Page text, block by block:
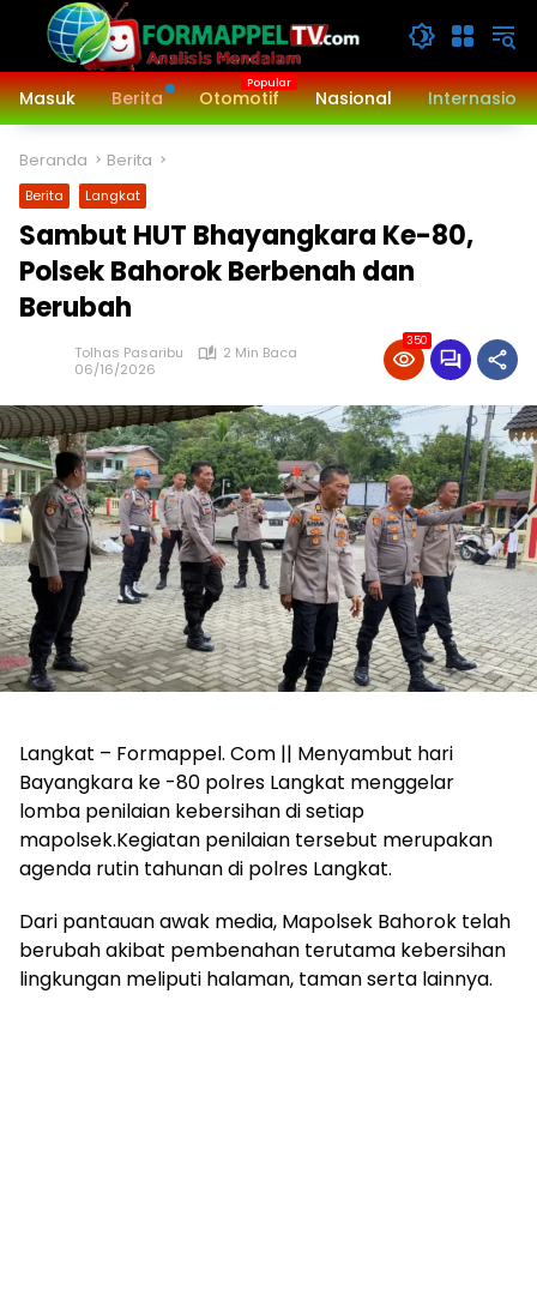
Langsung
konten
Masuk
Berita Otomotif Nasional
Beranda Berita
Berita Langkat
Sambut HUT Bhayangkara Ke-80,
Polsek Bahorok Berbenah dan
Berubah
Tolhas Pasaribu
2 Min Baca
06/16/2026
350
Langkat – Formappel. Com || Menyambut hari
Bayangkara ke -80 polres Langkat menggelar
lomba penilaian kebersihan di setiap
mapolsek.Kegiatan penilaian tersebut merupakan
agenda rutin tahunan di polres Langkat.
Dari pantauan awak media, Mapolsek Bahorok telah
berubah akibat pembenahan terutama kebersihan
lingkungan meliputi halaman, taman serta lainnya.